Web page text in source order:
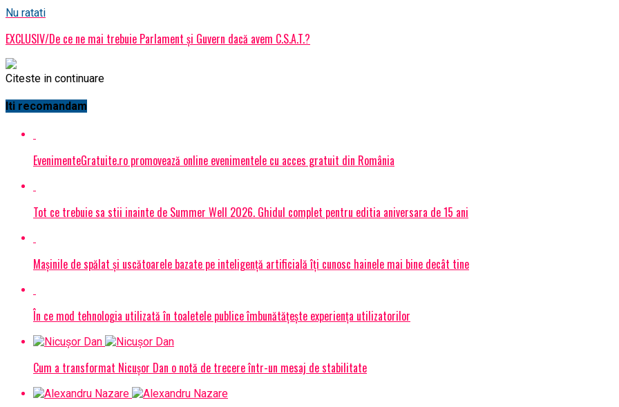
Nu ratati
EXCLUSIV/De ce ne mai trebuie Parlament și Guvern dacă avem C.S.A.T.?
Citeste in continuare
Iti recomandam
EvenimenteGratuite.ro promovează online evenimentele cu acces gratuit din România
Tot ce trebuie sa stii inainte de Summer Well 2026. Ghidul complet pentru editia aniversara de 15 ani
Mașinile de spălat și uscătoarele bazate pe inteligență artificială îți cunosc hainele mai bine decât tine
În ce mod tehnologia utilizată în toaletele publice îmbunătățește experiența utilizatorilor
Cum a transformat Nicușor Dan o notă de trecere într-un mesaj de stabilitate